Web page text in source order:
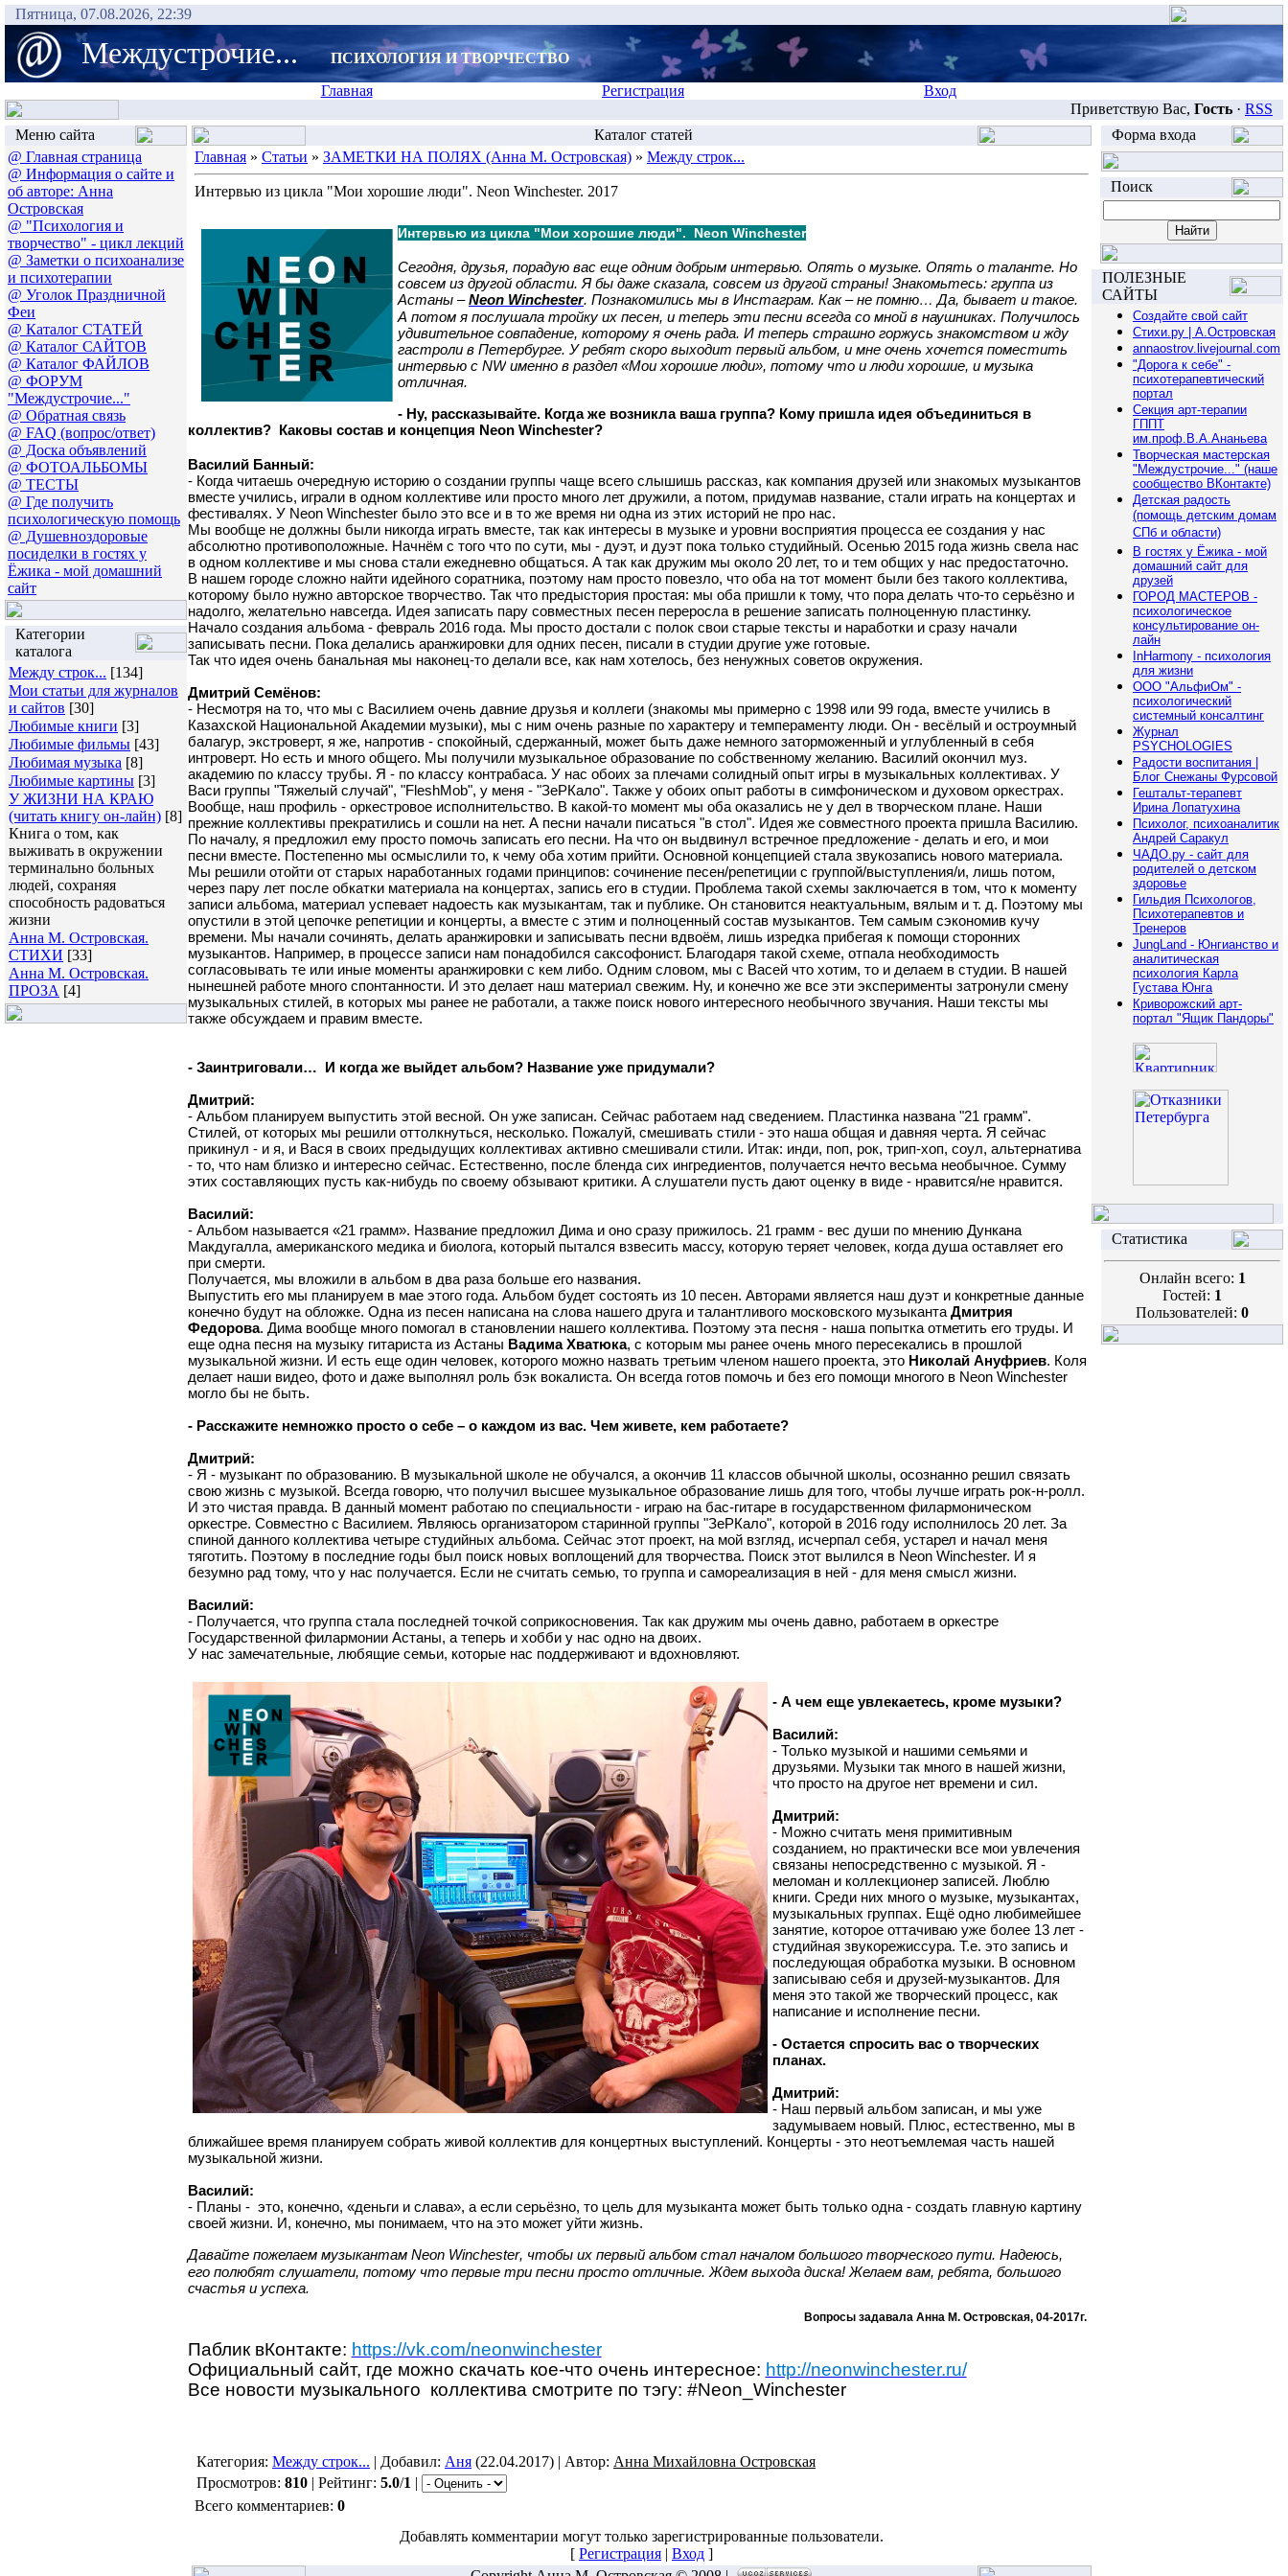
Пятница, 07.08.2026, 22:39
Междустрочие...
ПСИХОЛОГИЯ И ТВОРЧЕСТВО
Главная
Регистрация
Вход
Приветствую Вас, Гость · RSS
Меню сайта
@ Главная страница
@ Информация о сайте и
об авторе: Анна
Островская
@ "Психология и
творчество" - цикл лекций
@ Заметки о психоанализе
и психотерапии
@ Уголок Праздничной
Феи
@ Каталог СТАТЕЙ
@ Каталог САЙТОВ
@ Каталог ФАЙЛОВ
@ ФОРУМ
"Междустрочие..."
@ Обратная связь
@ FAQ (вопрос/ответ)
@ Доска объявлений
@ ФОТОАЛЬБОМЫ
@ ТЕСТЫ
@ Где получить
психологическую помощь
@ Душевноздоровые
посиделки в гостях у
Ёжика - мой домашний
сайт
Категории
каталога
Между строк... [134]
Мои статьи для журналов
и сайтов [30]
Любимые книги [3]
Любимые фильмы [43]
Любимая музыка [8]
Любимые картины [3]
У ЖИЗНИ НА КРАЮ
(читать книгу он-лайн) [8]
Книга о том, как
выживать в окружении
терминально больных
людей, сохраняя
способность радоваться
жизни
Анна М. Островская.
СТИХИ [33]
Анна М. Островская.
ПРОЗА [4]
Каталог статей
Главная » Статьи » ЗАМЕТКИ НА ПОЛЯХ (Анна М. Островская) » Между строк...
Интервью из цикла "Мои хорошие люди". Neon Winchester. 2017
Интервью из цикла "Мои хорошие люди". Neon Winchester
Сегодня, друзья, порадую вас еще одним добрым интервью. Опять о музыке. Опять о таланте. Но
совсем из другой области. Я бы даже сказала, совсем из другой страны! Знакомьтесь: группа из
Астаны –Neon Winchester. Познакомились мы в Инстаграм. Как – не помню… Да, бывает и такое.
А потом я послушала тройку их песен, и теперь эти песни всегда со мной в наушниках. Получилось
удивительное совпадение, которому я очень рада. И теперь страшно горжусь знакомством и жду
гастроли в Петербурге. У ребят скоро выходит первый альбом, и мне очень хочется поместить
интервью с NW именно в раздел «Мои хорошие люди», потому что и люди хорошие, и музыка
отличная.
- Ну, рассказывайте. Когда же возникла ваша группа? Кому пришла идея объединиться в
коллектив? Каковы состав и концепция Neon Winchester?
Василий Банный:
- Когда читаешь очередную историю о создании группы чаще всего слышишь рассказ, как компания друзей или знакомых музыкантов
вместе учились, играли в одном коллективе или просто много лет дружили, а потом, придумав название, стали играть на концертах и
фестивалях. У Neon Winchester было это все и в то же время ни одна из этих историй не про нас.
Мы вообще не должны были никогда играть вместе, так как интересы в музыке и уровни восприятия процесса ее создания у нас
абсолютно противоположные. Начнём с того что по сути, мы - дуэт, и дуэт пока только студийный. Осенью 2015 года жизнь свела нас
в одном коллективе и мы снова стали ежедневно общаться. А так как дружим мы около 20 лет, то и тем общих у нас предостаточно.
В нашем городе сложно найти идейного соратника, поэтому нам просто повезло, что оба на тот момент были без такого коллектива,
которому было нужно авторское творчество. Так что предыстория простая: мы оба пришли к тому, что пора делать что-то серьёзно и
надолго, желательно навсегда. Идея записать пару совместных песен переросла в решение записать полноценную пластинку.
Начало создания альбома - февраль 2016 года. Мы просто достали с полок свои старые тексты и наработки и сразу начали
записывать песни. Пока делались аранжировки для одних песен, писали в студии другие уже готовые.
Так что идея очень банальная мы наконец-то делали все, как нам хотелось, без ненужных советов окружения.
Дмитрий Семёнов:
- Несмотря на то, что мы с Василием очень давние друзья и коллеги (знакомы мы примерно с 1998 или 99 года, вместе учились в
Казахской Национальной Академии музыки), мы с ним очень разные по характеру и темпераменту люди. Он - весёлый и остроумный
балагур, экстроверт, я же, напротив - спокойный, сдержанный, может быть даже немного заторможенный и углубленный в себя
интроверт. Но есть и много общего. Мы получили музыкальное образование по собственному желанию. Василий окончил муз.
академию по классу трубы. Я - по классу контрабаса. У нас обоих за плечами солидный опыт игры в музыкальных коллективах. У
Васи группы "Тяжелый случай", "FleshMob", у меня - "ЗеРКало". Также у обоих опыт работы в симфоническом и духовом оркестрах.
Вообще, наш профиль - оркестровое исполнительство. В какой-то момент мы оба оказались не у дел в творческом плане. Наши
прежние коллективы прекратились и сошли на нет. А песни начали писаться "в стол". Идея же совместного проекта пришла Василию.
По началу, я предложил ему просто помочь записать его песни. На что он выдвинул встречное предложение - делать и его, и мои
песни вместе. Постепенно мы осмыслили то, к чему оба хотим прийти. Основной концепцией стала звукозапись нового материала.
Мы решили отойти от старых наработанных годами принципов: сочинение песен/репетиции с группой/выступления/и, лишь потом,
через пару лет после обкатки материала на концертах, запись его в студии. Проблема такой схемы заключается в том, что к моменту
записи альбома, материал успевает надоесть как музыкантам, так и публике. Он становится неактуальным, вялым и т. д. Поэтому мы
опустили в этой цепочке репетиции и концерты, а вместе с этим и полноценный состав музыкантов. Тем самым сэкономив кучу
времени. Мы начали сочинять, делать аранжировки и записывать песни вдвоём, лишь изредка прибегая к помощи сторонних
музыкантов. Например, в процессе записи нам понадобился саксофонист. Благодаря такой схеме, отпала необходимость
согласовывать те или иные моменты аранжировки с кем либо. Одним словом, мы с Васей что хотим, то и делаем в студии. В нашей
нынешней работе много спонтанности. И это делает наш материал свежим. Ну, и конечно же все эти эксперименты затронули смену
музыкальных стилей, в которых мы ранее не работали, а также поиск нового интересного необычного звучания. Наши тексты мы
также обсуждаем и правим вместе.
- Заинтриговали… И когда же выйдет альбом? Название уже придумали?
Дмитрий:
- Альбом планируем выпустить этой весной. Он уже записан. Сейчас работаем над сведением. Пластинка названа "21 грамм".
Стилей, от которых мы решили оттолкнуться, несколько. Пожалуй, смешивать стили - это наша общая и давняя черта. Я сейчас
прикинул - и я, и Вася в своих предыдущих коллективах активно смешивали стили. Итак: инди, поп, рок, трип-хоп, соул, альтернатива
- то, что нам близко и интересно сейчас. Естественно, после бленда сих ингредиентов, получается нечто весьма необычное. Сумму
этих составляющих пусть как-нибудь по своему обзывают критики. А слушатели пусть дают оценку в виде - нравится/не нравится.
Василий:
- Альбом называется «21 грамм». Название предложил Дима и оно сразу прижилось. 21 грамм - вес души по мнению Дункана
Макдугалла, американского медика и биолога, который пытался взвесить массу, которую теряет человек, когда душа оставляет его
при смерти.
Получается, мы вложили в альбом в два раза больше его названия.
Выпустить его мы планируем в мае этого года. Альбом будет состоять из 10 песен. Авторами является наш дуэт и конкретные данные
конечно будут на обложке. Одна из песен написана на слова нашего друга и талантливого московского музыканта Дмитрия
Федорова. Дима вообще много помогал в становлении нашего коллектива. Поэтому эта песня - наша попытка отметить его труды. И
еще одна песня на музыку гитариста из Астаны Вадима Хватюка, с которым мы ранее очень много пересекались в прошлой
музыкальной жизни. И есть еще один человек, которого можно назвать третьим членом нашего проекта, это Николай Ануфриев. Коля
делает наши видео, фото и даже выполнял роль бэк вокалиста. Он всегда готов помочь и без его помощи многого в Neon Winchester
могло бы не быть.
- Расскажите немножко просто о себе – о каждом из вас. Чем живете, кем работаете?
Дмитрий:
- Я - музыкант по образованию. В музыкальной школе не обучался, а окончив 11 классов обычной школы, осознанно решил связать
свою жизнь с музыкой. Всегда говорю, что получил высшее музыкальное образование лишь для того, чтобы лучше играть рок-н-ролл.
И это чистая правда. В данный момент работаю по специальности - играю на бас-гитаре в государственном филармоническом
оркестре. Совместно с Василием. Являюсь организатором старинной группы "ЗеРКало", которой в 2016 году исполнилось 20 лет. За
спиной данного коллектива четыре студийных альбома. Сейчас этот проект, на мой взгляд, исчерпал себя, устарел и начал меня
тяготить. Поэтому в последние годы был поиск новых воплощений для творчества. Поиск этот вылился в Neon Winchester. И я
безумно рад тому, что у нас получается. Если не считать семью, то группа и самореализация в ней - для меня смысл жизни.
Василий:
- Получается, что группа стала последней точкой соприкосновения. Так как дружим мы очень давно, работаем в оркестре
Государственной филармонии Астаны, а теперь и хобби у нас одно на двоих.
У нас замечательные, любящие семьи, которые нас поддерживают и вдохновляют.
- А чем еще увлекаетесь, кроме музыки?
Василий:
- Только музыкой и нашими семьями и
друзьями. Музыки так много в нашей жизни,
что просто на другое нет времени и сил.
Дмитрий:
- Можно считать меня примитивным
созданием, но практически все мои увлечения
связаны непосредственно с музыкой. Я -
меломан и коллекционер записей. Люблю
книги. Среди них много о музыке, музыкантах,
музыкальных группах. Ещё одно любимейшее
занятие, которое оттачиваю уже более 13 лет -
студийная звукорежиссура. Т.е. это запись и
последующая обработка музыки. В основном
записываю себя и друзей-музыкантов. Для
меня это такой же творческий процесс, как
написание и исполнение песни.
- Остается спросить вас о творческих
планах.
Дмитрий:
- Наш первый альбом записан, и мы уже
задумываем новый. Плюс, естественно, мы в
ближайшее время планируем собрать живой коллектив для концертных выступлений. Концерты - это неотъемлемая часть нашей
музыкальной жизни.
Василий:
- Планы - это, конечно, «деньги и слава», а если серьёзно, то цель для музыканта может быть только одна - создать главную картину
своей жизни. И, конечно, мы понимаем, что на это может уйти жизнь.
Давайте пожелаем музыкантам Neon Winchester, чтобы их первый альбом стал началом большого творческого пути. Надеюсь,
его полюбят слушатели, потому что первые три песни просто отличные. Ждем выхода диска! Желаем вам, ребята, большого
счастья и успеха.
Вопросы задавала Анна М. Островская, 04-2017г.
Паблик вКонтакте: https://vk.com/neonwinchester
Официальный сайт, где можно скачать кое-что очень интересное: http://neonwinchester.ru/
Все новости музыкального коллектива смотрите по тэгу: #Neon_Winchester
Категория: Между строк... | Добавил: Аня (22.04.2017) | Автор: Анна Михайловна Островская
Просмотров: 810 | Рейтинг: 5.0/1 |
Всего комментариев: 0
Добавлять комментарии могут только зарегистрированные пользователи.
[ Регистрация | Вход ]
Форма входа
Поиск
ПОЛЕЗНЫЕ
САЙТЫ
Создайте свой сайт
Стихи.ру | А.Островская
annaostrov.livejournal.com
"Дорога к себе" -
психотерапевтический
портал
Секция арт-терапии
ГППТ
им.проф.В.А.Ананьева
Творческая мастерская
"Междустрочие..." (наше
сообщество ВКонтакте)
Детская радость
(помощь детским домам
СПб и области)
В гостях у Ёжика - мой
домашний сайт для
друзей
ГОРОД МАСТЕРОВ -
психологическое
консультирование он-
лайн
InHarmony - психология
для жизни
ООО "АльфиОм" -
психологический
системный консалтинг
Журнал
PSYCHOLOGIES
Радости воспитания |
Блог Снежаны Фурсовой
Гештальт-терапевт
Ирина Лопатухина
Психолог, психоаналитик
Андрей Саракул
ЧАДО.ру - сайт для
родителей о детском
здоровье
Гильдия Психологов,
Психотерапевтов и
Тренеров
JungLand - Юнгианство и
аналитическая
психология Карла
Густава Юнга
Криворожский арт-
портал "Ящик Пандоры"
Статистика
Онлайн всего: 1
Гостей: 1
Пользователей: 0